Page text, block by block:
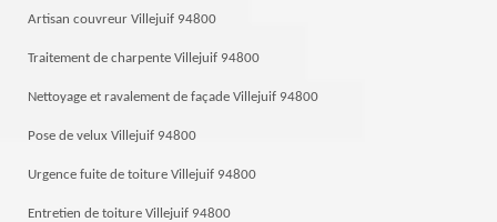
Artisan couvreur Villejuif 94800
Traitement de charpente Villejuif 94800
Nettoyage et ravalement de façade Villejuif 94800
Pose de velux Villejuif 94800
Urgence fuite de toiture Villejuif 94800
Entretien de toiture Villejuif 94800